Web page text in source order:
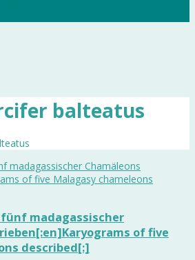
balteatus
madagassischer
of five
described[:]